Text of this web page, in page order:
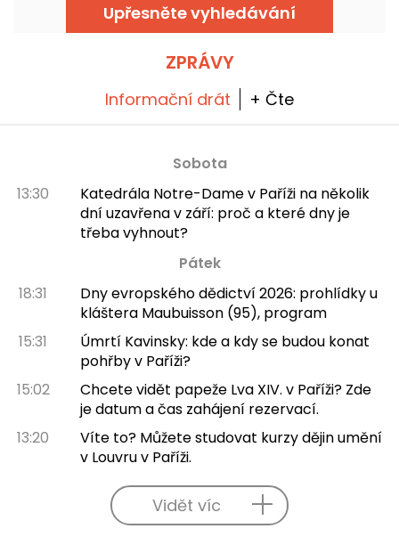
Upřesněte vyhledávání
ZPRÁVY
Informační drát + Čte
Sobota
13:30
Katedrála Notre-Dame v Paříži na několik
dní uzavřena v září: proč a které dny je
třeba vyhnout?
Pátek
18:31
Dny evropského dědictví 2026: prohlídky u
kláštera Maubuisson (95), program
15:31
Úmrtí Kavinsky: kde a kdy se budou konat
pohřby v Paříži?
15:02
Chcete vidět papeže Lva XIV. v Paříži? Zde
je datum a čas zahájení rezervací.
13:20
Víte to? Můžete studovat kurzy dějin umění
v Louvru v Paříži.
Vidět víc